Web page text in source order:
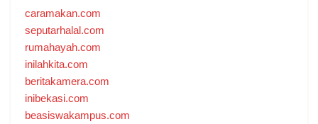
caramakan.com
seputarhalal.com
rumahayah.com
inilahkita.com
beritakamera.com
inibekasi.com
beasiswakampus.com